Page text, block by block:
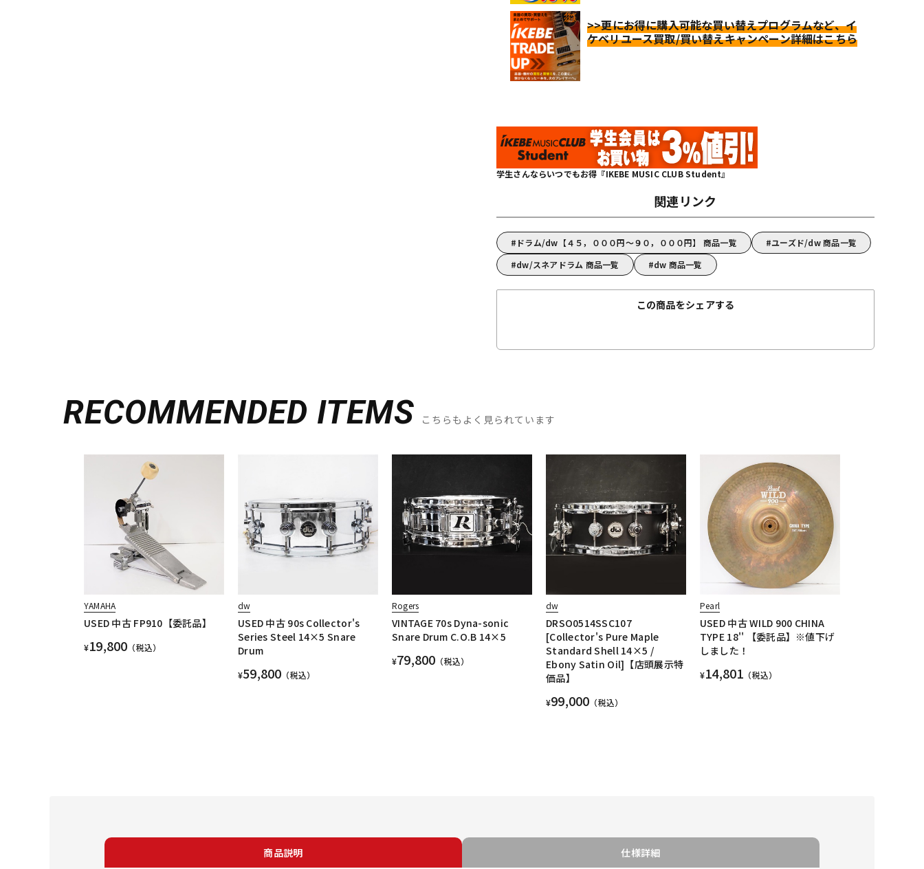
>>更にお得に購入可能な買い替えプログラムなど、イ
ケベリユース買取/買い替えキャンペーン詳細はこちら
学生さんならいつでもお得『IKEBE MUSIC CLUB Student』
関連リンク
ドラム/dw【４５，０００円～９０，０００円】 商品一覧
ユーズド/dw 商品一覧
dw/スネアドラム 商品一覧
dw 商品一覧
この商品をシェアする
RECOMMENDED ITEMS こちらもよく見られています
YAMAHA
USED 中古 FP910【委託品】
¥19,800 （税込）
dw
USED 中古 90s Collector's
Series Steel 14×5 Snare
Drum
¥59,800 （税込）
Rogers
VINTAGE 70s Dyna-sonic
Snare Drum C.O.B 14×5
¥79,800 （税込）
dw
DRSO0514SSC107
[Collector's Pure Maple
Standard Shell 14×5 /
Ebony Satin Oil]【店頭展示特
価品】
¥99,000 （税込）
Pearl
USED 中古 WILD 900 CHINA
TYPE 18'' 【委託品】※値下げ
しました！
¥14,801 （税込）
商品説明 仕様詳細